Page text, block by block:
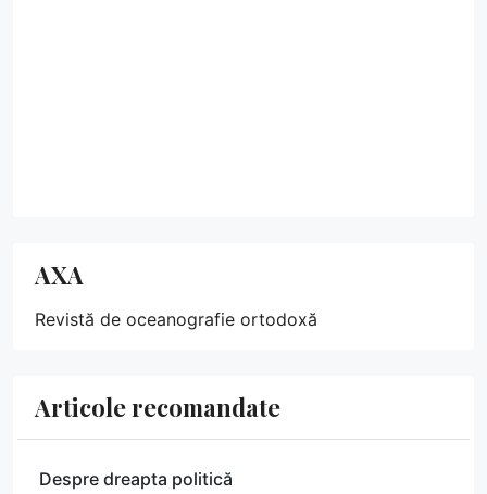
AXA
Revistă de oceanografie ortodoxă
Articole recomandate
Despre dreapta politică